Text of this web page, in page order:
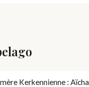
Kerkennienne : Aïcha